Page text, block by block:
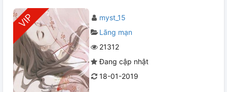
myst_15
Lãng mạn
21312
Đang cập nhật
18-01-2019